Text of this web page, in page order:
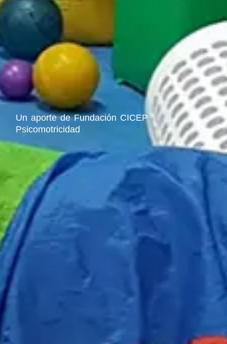
Un aporte de Fundación CICEP
Psicomotricidad